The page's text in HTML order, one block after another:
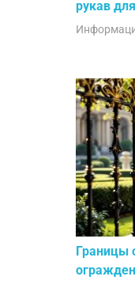
рукав
Границы